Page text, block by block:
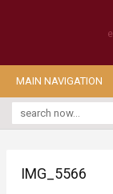
MAIN NAVIGATION
IMG_5566